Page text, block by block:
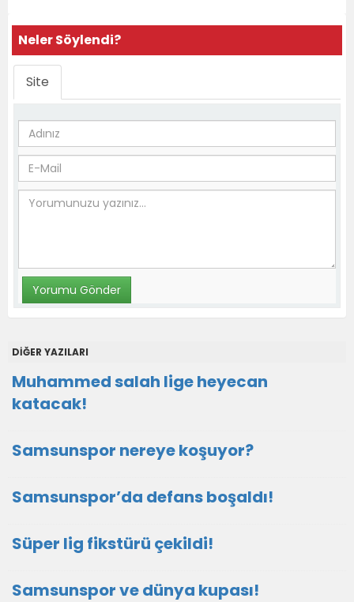
Neler Söylendi?
Site
DİĞER YAZILARI
Muhammed salah lige heyecan
katacak!
Samsunspor nereye koşuyor?
Samsunspor’da defans boşaldı!
Süper lig fikstürü çekildi!
Samsunspor ve dünya kupası!